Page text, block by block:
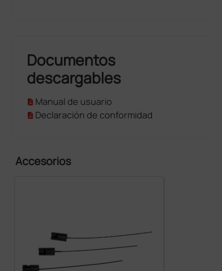
Documentos
descargables
Manual de usuario
Declaración de conformidad
Accesorios